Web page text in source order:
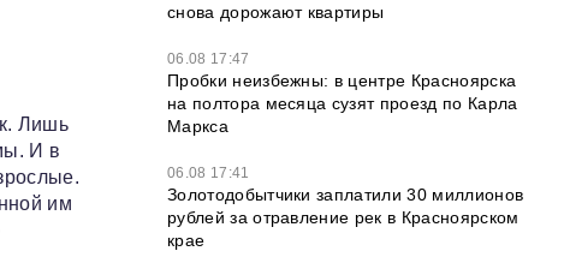
Лишь
И в
им
снова дорожают квартиры
06.08 17:47
Пробки неизбежны: в центре Красноярска
на полтора месяца сузят проезд по Карла
Маркса
06.08 17:41
Золотодобытчики заплатили 30 миллионов
рублей за отравление рек в Красноярском
крае